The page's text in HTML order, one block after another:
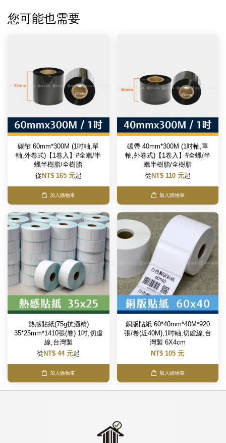
您可能也需要
碳帶 60mm*300M (1吋軸,單
軸,外卷式)【1卷入】#全蠟/半
蠟半樹脂/全樹脂
從 NT$ 165 元起
加入購物車
碳帶 40mm*300M (1吋軸,單
軸,外卷式)【1卷入】#全蠟/半
蠟半樹脂/全樹脂
從 NT$ 110 元起
加入購物車
熱感貼紙(75g抗酒精)
35*25mm*1410張(卷) 1吋,切虛
線,台灣製
從 NT$ 44 元起
加入購物車
銅版貼紙 60*40mm*40M*920
張/卷(近40M),1吋軸,切虛線,台
灣製 6X4cm
NT$ 105 元
加入購物車